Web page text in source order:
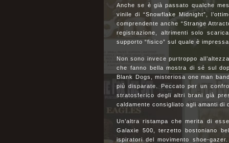
Anche se è già passato qualche
vinile di “Snowflake Midnight”,
comprendente anche “Strange
registrazione, altrimenti solo
supporto “fisico” sul quale è
Non sono invece purtroppo
che fanno bella mostra di sé sul
Blank Dogs, misteriosa one man
più disparate. Peccato per un
stratosferico degli altri brani già
caldamente consigliato agli amanti
Un’altra ristampa che merita di
Galaxie 500, terzetto bostoniano
ispiratori del movimento shoe-